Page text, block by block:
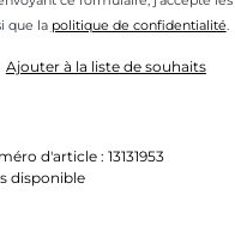
que la politique de confidentialité.
Ajouter à la liste de souhaits
d'article : 13131953
disponible